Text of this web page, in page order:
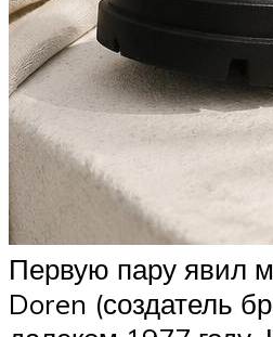
Первую пару явил
Doren (создатель